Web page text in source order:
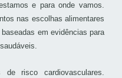
e para onde vamos.
nas escolhas alimentares
em evidências para
risco cardiovasculares.